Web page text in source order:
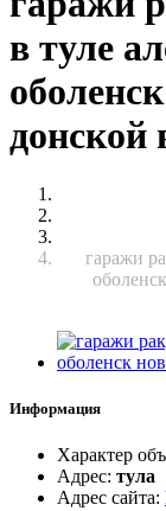
в туле
донской
гаражи
Информация
Характер
Адрес: тула
Адрес сайта: